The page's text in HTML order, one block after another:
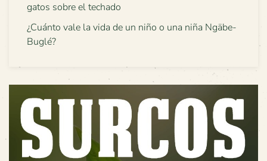
gatos sobre el techado
¿Cuánto vale la vida de un niño o una niña Ngäbe-
Buglé?